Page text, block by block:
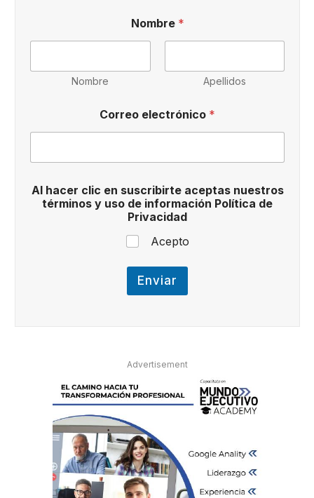
Nombre *
Nombre Apellidos
a
c
e
C
o
r
r
o
Correo electrónico *
Al hacer clic en suscribirte aceptas nuestros
términos y uso de información Política de
Privacidad
Acepto
Enviar
Advertisement